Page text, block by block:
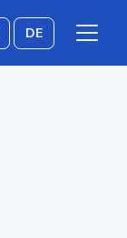
DE